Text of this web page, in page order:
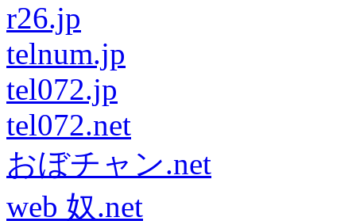
r26.jp
telnum.jp
tel072.jp
tel072.net
おぼチャン.net
web 奴.net